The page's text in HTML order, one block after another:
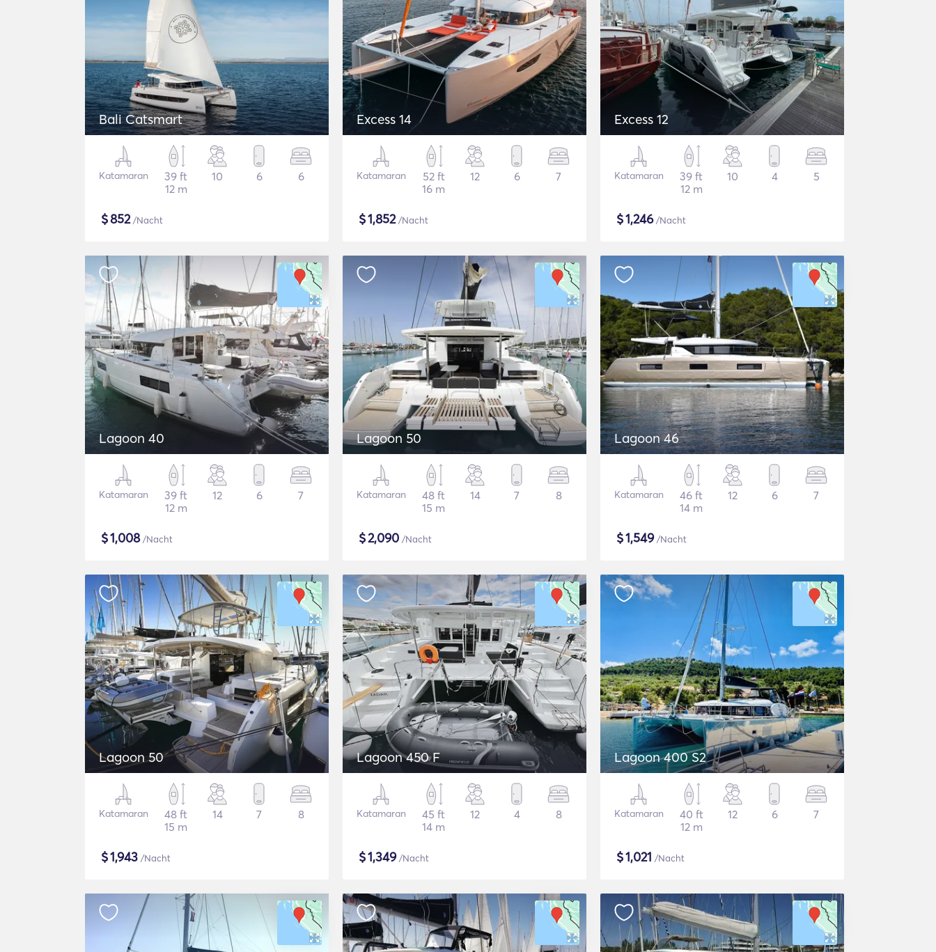
Bali Catsmart
Katamaran
39 ft
12 m
10 6 6
$852/Nacht
Excess 14
Katamaran
52 ft
16 m
12 6 7
$1,852/Nacht
Excess 12
Katamaran
39 ft
12 m
10 4 5
$1,246/Nacht
Lagoon 40
Katamaran
39 ft
12 m
12 6 7
$1,008/Nacht
Lagoon 50
Katamaran
48 ft
15 m
14 7 8
$2,090 /Nacht
Lagoon 46
Katamaran
46 ft
14 m
12 6 7
$1,549/Nacht
Lagoon 50
Katamaran
48 ft
15 m
14 7 8
$1,943 /Nacht
Lagoon 450 F
Katamaran
45 ft
14 m
12 4 8
$1,349/Nacht
Lagoon 400 S2
Katamaran
40 ft
12 m
12 6 7
$1,021 /Nacht